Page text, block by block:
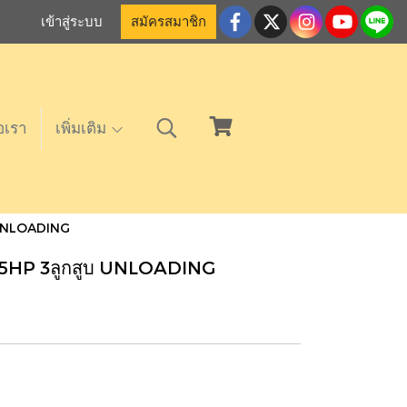
เข้าสู่ระบบ สมัครสมาชิก
รา เพิ่มเติม
3ลูกสูบ UNLOADING